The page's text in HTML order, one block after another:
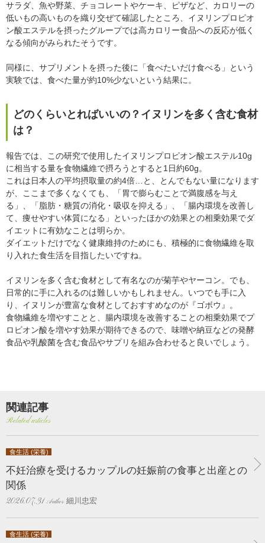
サラダ、魚や野菜、チョコレートやケーキ、ピザなど、カロリーの
低いもの高いものを織り交ぜて確認したところ、イヌリンプロピオ
ン酸エステルを摂ったグループでは高カロリー食品への反応が低く
なる傾向がみられたそうです。
同様に、サプリメントを摂った後に「食べたいだけ食べる」という
実験では、食べた量が約10%少ないという結果に。
どのくらいとればいいの？イヌリンを多く含む食材
は？
報告では、この研究で使用したイヌリンプロピオン酸エステル10g
に相当する量を食物繊維で摂ろうとすると1日約60g。
これは日本人の平均摂取量の約4倍…と、とんでもない量になります
が、ここまで多くなくても、「胃で膨らむことで満腹感を与え
る」、「脂肪・糖質の消化・吸収を抑える」、「腸内環境を改善し
て、痩せやすい体質になる」といったほかの効果との相乗効果でダ
イエットに有効なことは明らか。
ダイエットだけでなく健康維持のためにも、積極的に食物繊維を取
り入れた食生活を目指したいですね。
イヌリンを多く含む食材として有名なのが菊芋やヤーコン。でも、
日常的に手に入れるのは難しいかもしれません。いつでも手に入
り、イヌリンが豊富な食材としておすすめなのが『ゴボウ』。
食物繊維を増やすことと、腸内環境を改善することの相乗効果でプ
ロビオン酸を増やす効果が期待できるので、味噌や納豆などの発酵
食品や乳酸菌を含む食品やサプリを組み合わせると良いでしょう。
関連記事
Related articles
食生活 (栄養)
不妊治療を受けるカップルの妊娠前の食事と出産との
関係
2026.07.31 細川忠宏
食生活 (栄養)